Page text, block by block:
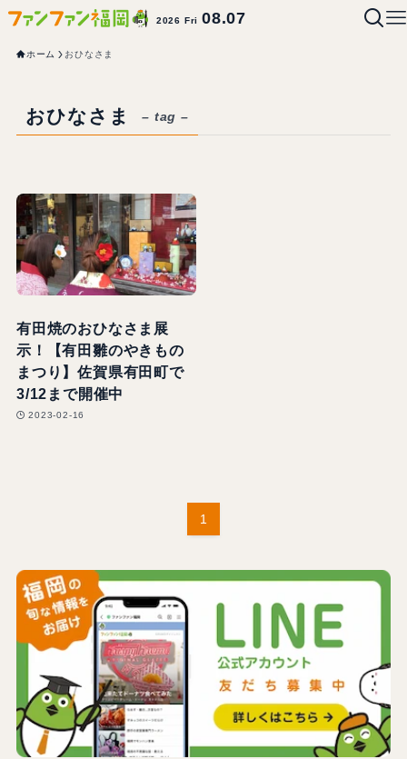
2026 Fri08.07
ホーム おひなさま
おひなさま – tag –
有田焼のおひなさま展
示！【有田雛のやきもの
まつり】佐賀県有田町で
3/12まで開催中
2023-02-16
1